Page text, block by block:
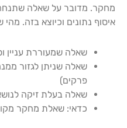
מחקר. מדובר על שאלה
איסוף נתונים וכיוצא בזה.
שאלה שמעוררת עניין
שאלה שניתן לגזור
פרקים)
שאלה בעלת זיקה
כדאי: שאלת מחקר